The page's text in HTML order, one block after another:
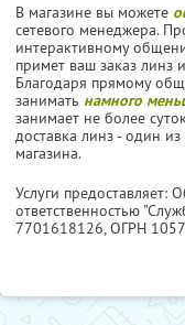
В магазине вы можете
сетевого менеджера.
интерактивному
примет ваш заказ линз
Благодаря прямому
занимать намного
занимает не более
доставка линз - один из
магазина.
Услуги предоставляет:
ответственностью
7701618126, ОГРН